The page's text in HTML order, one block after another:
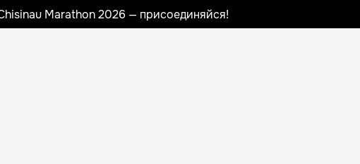
Marathon 2026 — присоединяйся!